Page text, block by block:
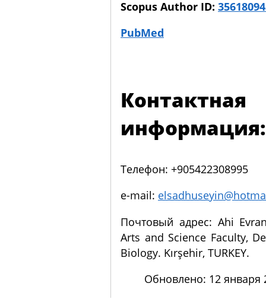
Scopus Author ID:
PubMed
Контактная
информация:
Телефон: +905422308995
e-mail:
Почтовый адрес: Ahi
Arts and Science Faculty,
Biology. Kırşehir, TURKEY.
Обновлено: 12 января